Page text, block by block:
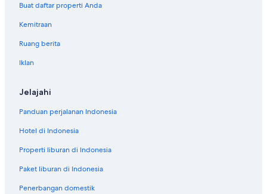
Buat daftar properti Anda
Kemitraan
Ruang berita
Iklan
Jelajahi
Panduan perjalanan Indonesia
Hotel di Indonesia
Properti liburan di Indonesia
Paket liburan di Indonesia
Penerbangan domestik